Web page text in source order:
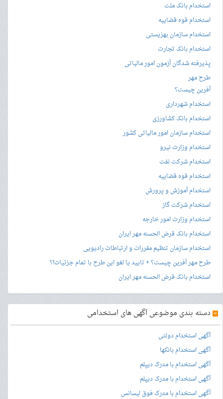
استخدام بانک ملت
استخدام قوه قضاییه
استخدام سازمان بهزیستی
استخدام بانک تجارت
پذیرفته شدگان آزمون امور مالیاتی
طرح مهر
آفرین چیست؟
استخدام شهرداری
استخدام بانک کشاورزی
استخدام سازمان امور مالیاتی کشور
استخدام وزارت نیرو
استخدام شرکت نفت
استخدام قوه قضاییه
استخدام آموزش و پرورش
استخدام شرکت گاز
استخدام وزارت امور خارجه
استخدام بانک قرض الحسنه مهر ایران
استخدام سازمان تنظیم مقررات و ارتباطات رادیویی
طرح مهر آفرین چیست؟ + تایید یا لغو این طرح با تمام جزئیات!؟
استخدام بانک قرض الحسنه مهر ایران
» دسته بندی موضوعی آگهی های استخدامی
آگهی استخدام دولتی
آگهی استخدام بانکها
آگهی استخدام با مدرک دیپلم
آگهی استخدام با مدرک دیپلم
آگهی استخدام با مدرک فوق لیسانس